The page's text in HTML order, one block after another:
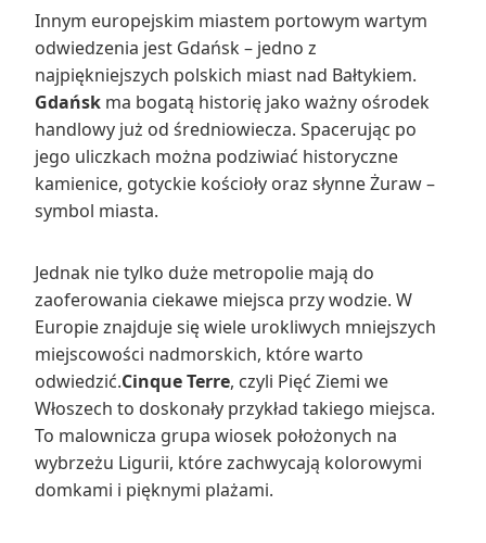
Innym europejskim miastem portowym wartym
odwiedzenia jest Gdańsk – jedno z
najpiękniejszych polskich miast nad Bałtykiem.
Gdańsk ma bogatą historię jako ważny ośrodek
handlowy już od średniowiecza. Spacerując po
jego uliczkach można podziwiać historyczne
kamienice, gotyckie kościoły oraz słynne Żuraw –
symbol miasta.
Jednak nie tylko duże metropolie mają do
zaoferowania ciekawe miejsca przy wodzie. W
Europie znajduje się wiele urokliwych mniejszych
miejscowości nadmorskich, które warto
odwiedzić.Cinque Terre, czyli Pięć Ziemi we
Włoszech to doskonały przykład takiego miejsca.
To malownicza grupa wiosek położonych na
wybrzeżu Ligurii, które zachwycają kolorowymi
domkami i pięknymi plażami.